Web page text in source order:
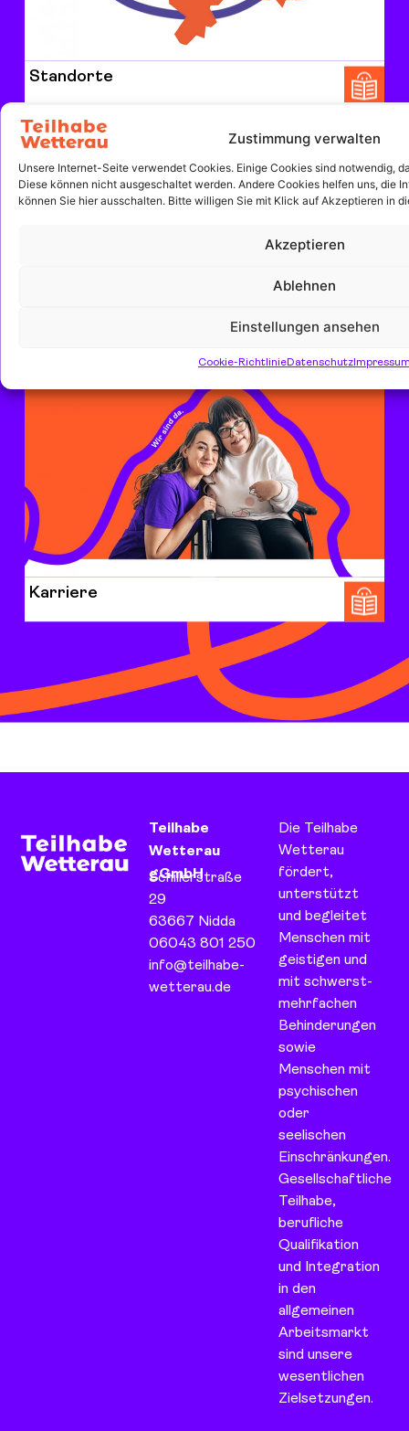
Zustimmung verwalten
Unsere Internet-Seite verwendet Cookies. Einige Cookies sind notwendig,
Diese können nicht ausgeschaltet werden. Andere Cookies helfen uns, die
können Sie hier ausschalten. Bitte willigen Sie mit Klick auf Akzeptieren in
Akzeptieren
Ablehnen
Einstellungen ansehen
Cookie-RichtlinieDatenschutz
Standorte
Karriere
Teilhabe
Wetterau
gGmbH
Schillerstraße
29
63667 Nidda
06043 801 250
info@teilhabe-
wetterau.de
Die Teilhabe
Wetterau
fördert,
unterstützt
und begleitet
Menschen mit
geistigen und
mit schwerst-
mehrfachen
Behinderungen
sowie
Menschen mit
psychischen
oder
seelischen
Einschränkungen.
Gesellschaftliche
Teilhabe,
berufliche
Qualifikation
und Integration
in den
allgemeinen
Arbeitsmarkt
sind unsere
wesentlichen
Zielsetzungen.